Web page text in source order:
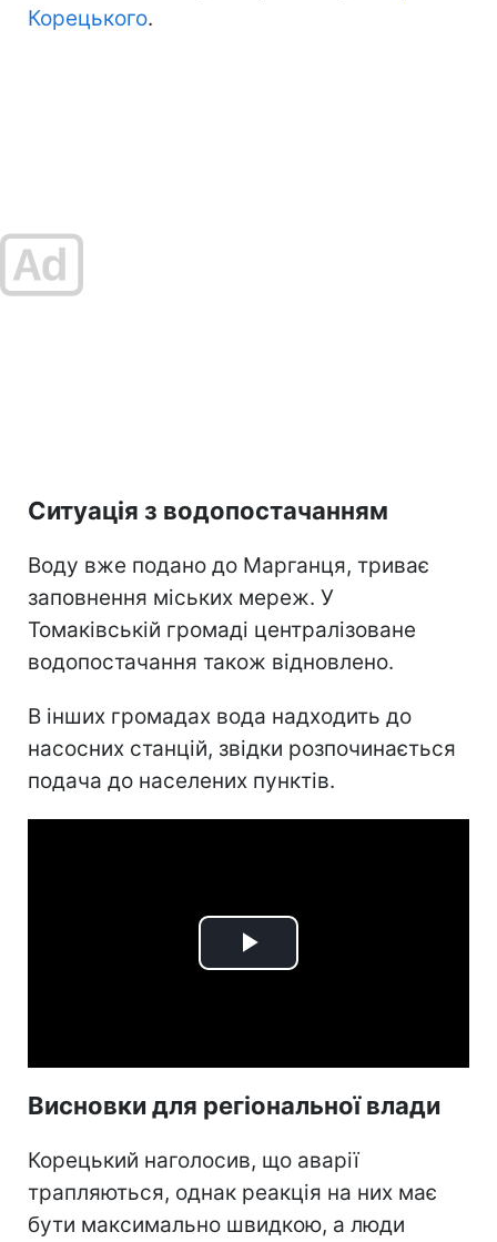
Корецького.
Ситуація з водопостачанням
Воду вже подано до Марганця, триває
заповнення міських мереж. У
Томаківській громаді централізоване
водопостачання також відновлено.
В інших громадах вода надходить до
насосних станцій, звідки розпочинається
подача до населених пунктів.
Play
Висновки для регіональної влади
Корецький наголосив, що аварії
трапляються, однак реакція на них має
бути максимально швидкою, а люди